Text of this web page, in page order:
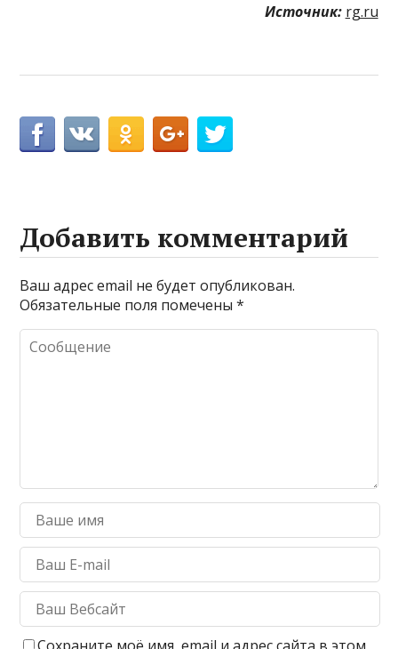
Источник: rg.ru
Добавить комментарий
Ваш адрес email не будет опубликован.
Обязательные поля помечены*